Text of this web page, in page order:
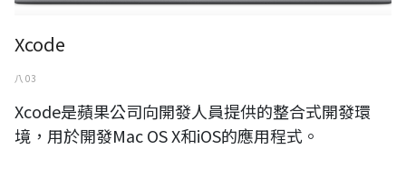
Xcode
八 03
Xcode是蘋果公司向開發人員提供的整合式開發環
境，用於開發Mac OS X和iOS的應用程式。